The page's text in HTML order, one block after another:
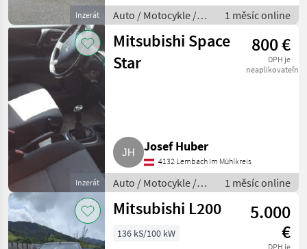
Auto
Motocykle
Auto
Mitsubishi
VYBRAT
KATEGORII
Mitsubishi
Skoda
Mercedes
Ford
Inzerát
Auto / Motocykle /
Auto
1 měsíc online
Inzerát
Mitsubishi Space
Star
800 €
DPH je
neaplikovateľné
Josef Huber
4132 Lembach Im Mühlkreis
Auto / Motocykle /
Auto
1 měsíc online
Mitsubishi L200
5.000
€
DPH je
136 kS/100 kW